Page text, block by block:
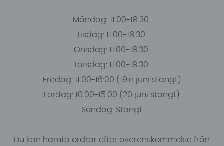
Måndag: 11.00-18.30
Tisdag: 11.00-18.30
Onsdag: 11.00-18.30
Torsdag: 11.00-18.30
Fredag: 11.00-16:00 (19:e juni stängt)
Lördag: 10.00-15.00 (20 juni stängt)
Söndag: Stängt
Du kan hämta ordrar efter överenskommelse från